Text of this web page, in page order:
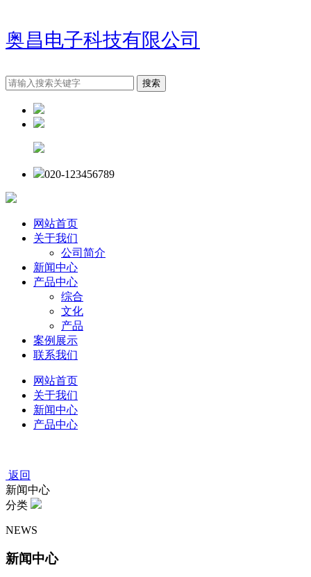
奥昌电子科技有限公司
020-123456789
网站首页
关于我们
公司简介
新闻中心
产品中心
综合
文化
产品
案例展示
联系我们
网站首页
关于我们
新闻中心
产品中心
返回
新闻中心
分类
NEWS
新闻中心